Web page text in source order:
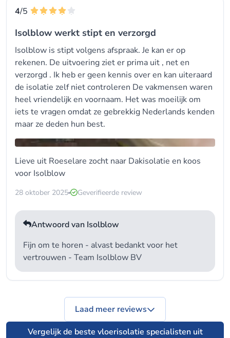
4/5
Isolblow werkt stipt en verzorgd
Isolblow is stipt volgens afspraak. Je kan er op
rekenen. De uitvoering ziet er prima uit , net en
verzorgd . Ik heb er geen kennis over en kan uiteraard
de isolatie zelf niet controleren De vakmensen waren
heel vriendelijk en voornaam. Het was moeilijk om
iets te vragen omdat ze gebrekkig Nederlands kenden
maar ze deden hun best.
Lieve uit Roeselare zocht naar Dakisolatie en koos
voor Isolblow
28 oktober 2025 Geverifieerde review
Antwoord van Isolblow
Fijn om te horen - alvast bedankt voor het
vertrouwen - Team Isolblow BV
Vergelijk de beste vloerisolatie specialisten uit
Laad meer reviews